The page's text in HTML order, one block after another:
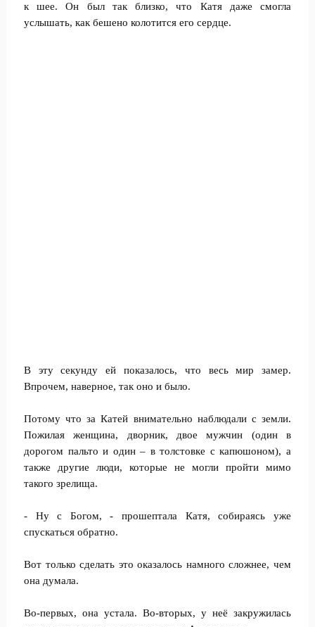
к шее. Он был так близко, что Катя даже смогла
услышать, как бешено колотится его сердце.
В эту секунду ей показалось, что весь мир замер.
Впрочем, наверное, так оно и было.
Потому что за Катей внимательно наблюдали с земли.
Пожилая женщина, дворник, двое мужчин (один в
дорогом пальто и один – в толстовке с капюшоном), а
также другие люди, которые не могли пройти мимо
такого зрелища.
- Ну с Богом, - прошептала Катя, собираясь уже
спускаться обратно.
Вот только сделать это оказалось намного сложнее, чем
она думала.
Во-первых, она устала. Во-вторых, у неё закружилась